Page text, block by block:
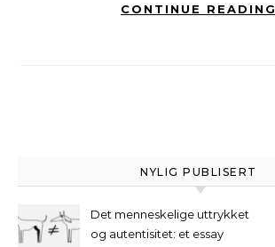
CONTINUE READING
NYLIG PUBLISERT
Det menneskelige uttrykket
og autentisitet: et essay